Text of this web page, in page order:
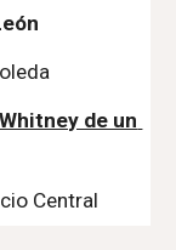
de un
Central